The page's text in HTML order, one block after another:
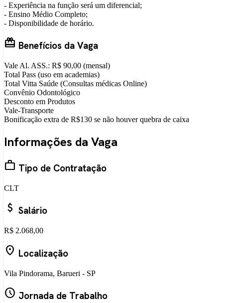
- Experiência na função será um diferencial;
- Ensino Médio Completo;
- Disponibilidade de horário.
card_giftcard Benefícios da Vaga
Vale Al. ASS.: R$ 90,00 (mensal)
Total Pass (uso em academias)
Total Vitta Saúde (Consultas médicas Online)
Convênio Odontológico
Desconto em Produtos
Vale-Transporte
Bonificação extra de R$130 se não houver quebra de caixa
Informações da Vaga
work Tipo de Contratação
CLT
attach_money Salário
R$ 2.068,00
location_on Localização
Vila Pindorama, Barueri - SP
schedule Jornada de Trabalho